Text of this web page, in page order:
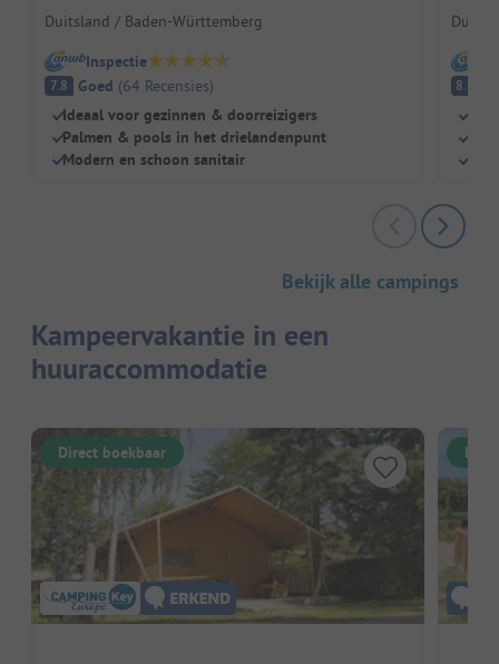
Duitsland / Baden-Württemberg
Inspectie
7.8 Goed (64 Recensies)
Ideaal voor gezinnen & doorreizigers
Palmen & pools in het drielandenpunt
Modern en schoon sanitair
8.5
Bekijk alle campings
Kampeervakantie in een
huuraccommodatie
Direct boekbaar